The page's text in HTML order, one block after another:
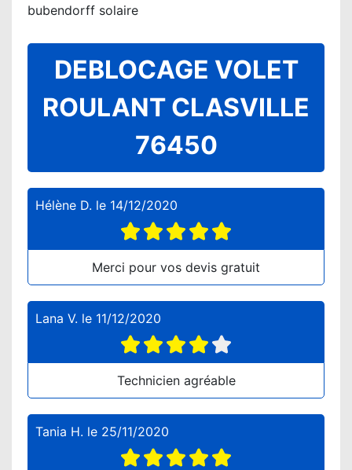
bubendorff solaire
DEBLOCAGE VOLET
ROULANT CLASVILLE
76450
Hélène D. le 14/12/2020
Merci pour vos devis gratuit
Lana V. le 11/12/2020
Technicien agréable
Tania H. le 25/11/2020